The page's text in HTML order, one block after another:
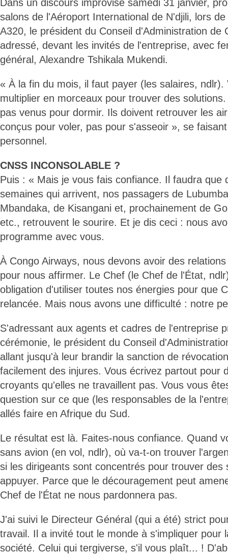
Dans un discours improvisé samedi 31 janvier,
salons de l'Aéroport International de N'djili, lors
A320, le président du Conseil d'Administration de
adressé, devant les invités de l'entreprise, avec
général, Alexandre Tshikala Mukendi.
« À la fin du mois, il faut payer (les salaires, ndlr).
multiplier en morceaux pour trouver des
pas venus pour dormir. Ils doivent retrouver les
conçus pour voler, pas pour s'asseoir », se
personnel.
CNSS INCONSOLABLE ?
Puis : « Mais je vous fais confiance. Il faudra que
semaines qui arrivent, nos passagers de
Mbandaka, de Kisangani et, prochainement de
etc., retrouvent le sourire. Et je dis ceci : nous
programme avec vous.
À Congo Airways, nous devons avoir des
pour nous affirmer. Le Chef (le Chef de l'État,
obligation d'utiliser toutes nos énergies pour que
relancée. Mais nous avons une difficulté : notre
S'adressant aux agents et cadres de l'entreprise
cérémonie, le président du Conseil
allant jusqu'à leur brandir la sanction de
facilement des injures. Vous écrivez partout pour
croyants qu'elles ne travaillent pas. Vous vous
question sur ce que (les responsables de la
allés faire en Afrique du Sud.
Le résultat est là. Faites-nous confiance. Quand
sans avion (en vol, ndlr), où va-t-on trouver
si les dirigeants sont concentrés pour trouver des
appuyer. Parce que le découragement peut
Chef de l'État ne nous pardonnera pas.
J'ai suivi le Directeur Général (qui a été) strict
travail. Il a invité tout le monde à s'impliquer pour
société. Celui qui tergiverse, s'il vous plaît... !